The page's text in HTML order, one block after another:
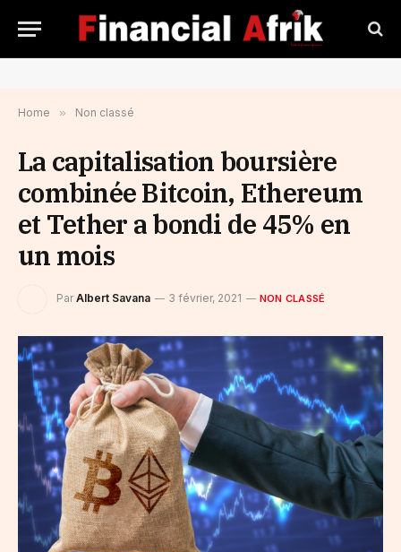
Home » Non classé
La capitalisation boursière
combinée Bitcoin, Ethereum
et Tether a bondi de 45% en
un mois
Par Albert Savana 3 février, 2021 NON CLASSÉ